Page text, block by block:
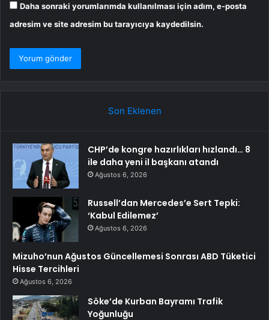
Daha sonraki yorumlarımda kullanılması için adım, e-posta
adresim ve site adresim bu tarayıcıya kaydedilsin.
Son Eklenen
CHP’de kongre hazırlıkları hızlandı… 8
ile daha yeni il başkanı atandı
Ağustos 6, 2026
Russell’dan Mercedes’e Sert Tepki:
‘Kabul Edilemez’
Ağustos 6, 2026
Mizuho’nun Ağustos Güncellemesi Sonrası ABD Tüketici
Hisse Tercihleri
Ağustos 6, 2026
Söke’de Kurban Bayramı Trafik
Yoğunluğu